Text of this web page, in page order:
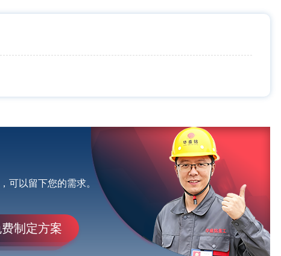
可以留下您的需求。
制定方案